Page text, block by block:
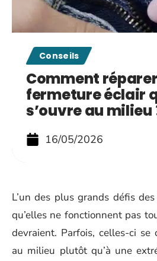
Conseils
Comment
fermeture éclair
s’ouvre au milieu
16/05/2026
L’un des plus grands défis
qu’elles ne fonctionnent pas
devraient. Parfois, celles-ci se
au milieu plutôt qu’à une